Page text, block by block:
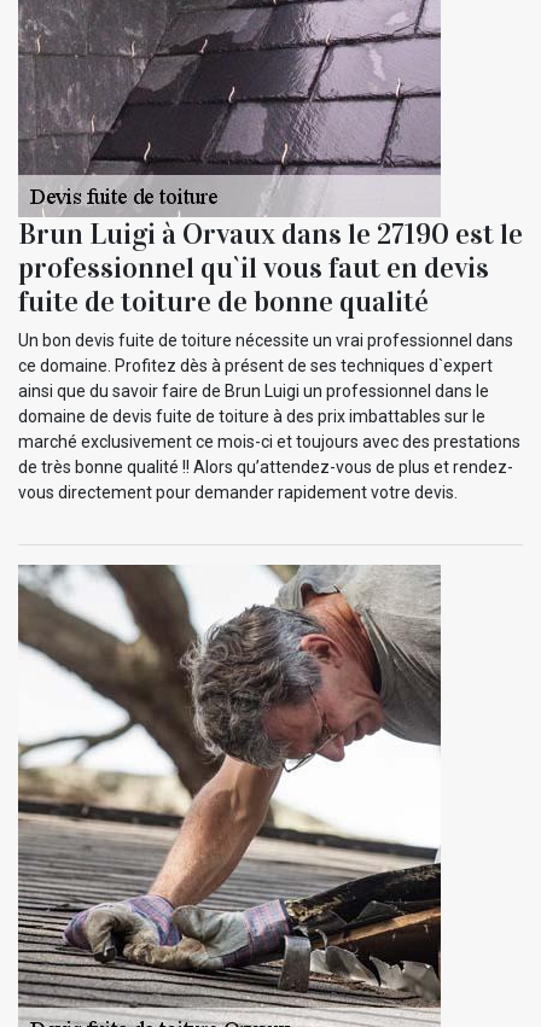
Brun Luigi à Orvaux dans le 27190 est le
professionnel qu`il vous faut en devis
fuite de toiture de bonne qualité
Un bon devis fuite de toiture nécessite un vrai professionnel dans
ce domaine. Profitez dès à présent de ses techniques d`expert
ainsi que du savoir faire de Brun Luigi un professionnel dans le
domaine de devis fuite de toiture à des prix imbattables sur le
marché exclusivement ce mois-ci et toujours avec des prestations
de très bonne qualité !! Alors qu’attendez-vous de plus et rendez-
vous directement pour demander rapidement votre devis.